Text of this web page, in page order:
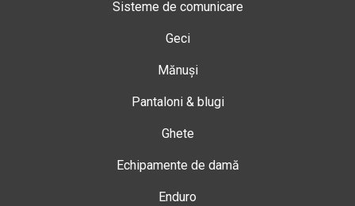
Sisteme de comunicare
Geci
Mănuși
Pantaloni & blugi
Ghete
Echipamente de damă
Enduro